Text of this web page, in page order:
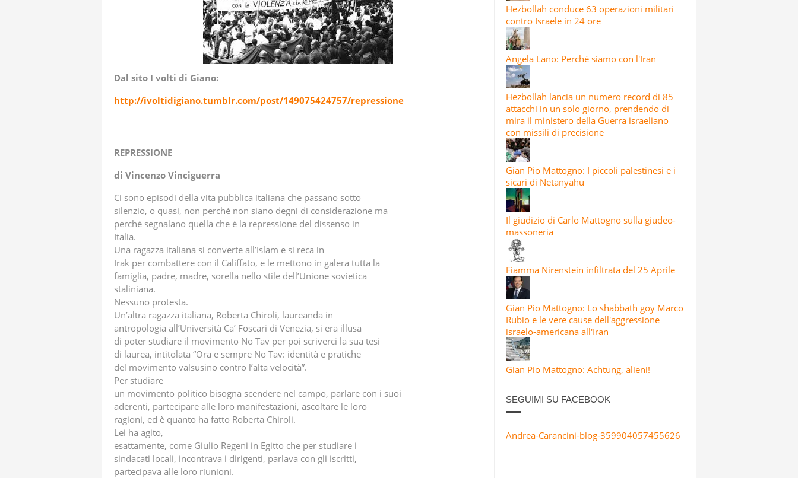
Dal sito I volti di Giano:
http://ivoltidigiano.tumblr.com/post/149075424757/repressione
REPRESSIONE
di Vincenzo Vinciguerra
Ci sono episodi della vita pubblica italiana che passano sotto
silenzio, o quasi, non perché non siano degni di considerazione ma
perché segnalano quella che è la repressione del dissenso in
Italia.
Una ragazza italiana si converte all’Islam e si reca in
Irak per combattere con il Califfato, e le mettono in galera tutta la
famiglia, padre, madre, sorella nello stile dell’Unione sovietica
staliniana.
Nessuno protesta.
Un’altra ragazza italiana, Roberta Chiroli, laureanda in
antropologia all’Università Ca’ Foscari di Venezia, si era illusa
di poter studiare il movimento No Tav per poi scriverci la sua tesi
di laurea, intitolata “Ora e sempre No Tav: identità e pratiche
del movimento valsusino contro l’alta velocità”.
Per studiare
un movimento politico bisogna scendere nel campo, parlare con i suoi
aderenti, partecipare alle loro manifestazioni, ascoltare le loro
ragioni, ed è quanto ha fatto Roberta Chiroli.
Lei ha agito,
esattamente, come Giulio Regeni in Egitto che per studiare i
sindacati locali, incontrava i dirigenti, parlava con gli iscritti,
partecipava alle loro riunioni.
Hezbollah conduce 63 operazioni militari
contro Israele in 24 ore
Angela Lano: Perché siamo con l'Iran
Hezbollah lancia un numero record di 85
attacchi in un solo giorno, prendendo di
mira il ministero della Guerra israeliano
con missili di precisione
Gian Pio Mattogno: I piccoli palestinesi e i
sicari di Netanyahu
Il giudizio di Carlo Mattogno sulla giudeo-
massoneria
Fiamma Nirenstein infiltrata del 25 Aprile
Gian Pio Mattogno: Lo shabbath goy Marco
Rubio e le vere cause dell'aggressione
israelo-americana all'Iran
Gian Pio Mattogno: Achtung, alieni!
SEGUIMI SU FACEBOOK
Andrea-Carancini-blog-359904057455626